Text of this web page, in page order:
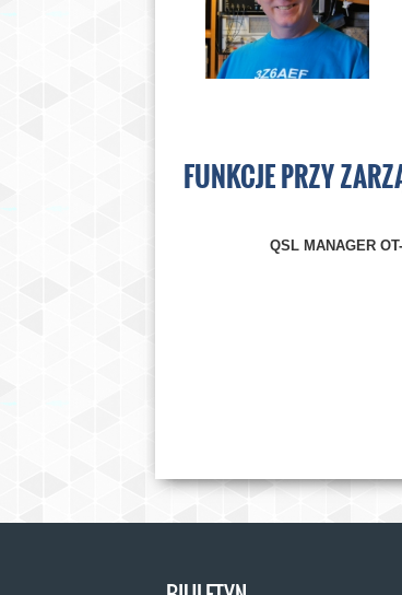
FUNKCJE PRZY
QSL MANAGER